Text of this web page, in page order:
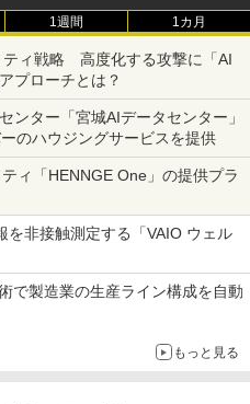
1週間 1カ月
ィ戦略 高度化する攻撃に「AI
プローチとは？
ンター「宮城AIデータセンター」
のハウジングサービスを提供
ィ「HENNGE One」の提供プラ
を非接触測定する「VAIO ウェル
で製造業の生産ライン構成を自動
もっと見る